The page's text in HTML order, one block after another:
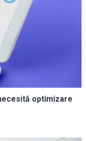
optimizare